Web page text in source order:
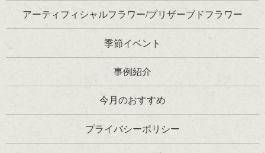
アーティフィシャルフラワー/プリザーブドフラワー
季節イベント
事例紹介
今月のおすすめ
プライバシーポリシー